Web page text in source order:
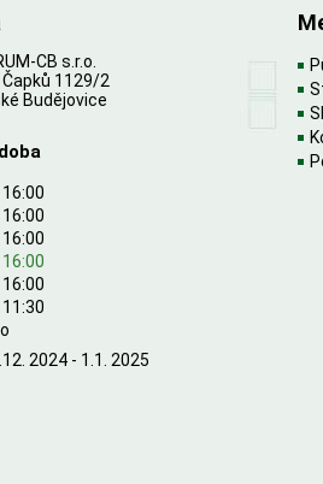
CB s.r.o.
1129/2
Budějovice
2024 - 1.1. 2025